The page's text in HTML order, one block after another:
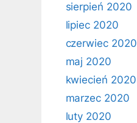
sierpień 2020
lipiec 2020
czerwiec 2020
maj 2020
kwiecień 2020
marzec 2020
luty 2020